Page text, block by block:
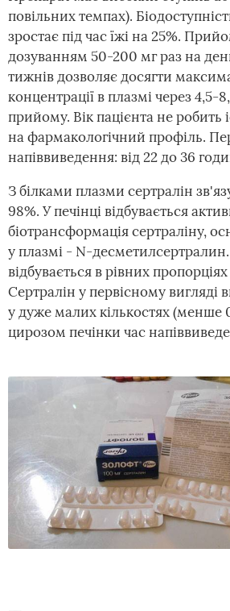
повільних темпах).
зростає під час їжі на 25%.
дозуванням 50-200 мг раз на
тижнів дозволяє досягти
концентрації в плазмі через 4,5-
прийому. Вік пацієнта не робить
на фармакологічний профіль.
напіввиведення: від 22 до 36
З білками плазми сертралін
98%. У печінці відбувається
біотрансформація сертраліну,
у плазмі - N-
відбувається в рівних
Сертралін у первісному вигляді
у дуже малих кількостях (менше
цирозом печінки час